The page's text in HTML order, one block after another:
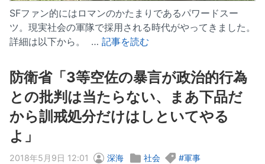
SFファン的にはロマンのかたまりであるパワードスー
ツ。現実社会の軍隊で採用される時代がやってきました。
詳細は以下から。 … 記事を読む
防衛省「3等空佐の暴言が政治的行為
との批判は当たらない、まあ下品だ
から訓戒処分だけはしといてやる
よ」
2018年5月9日 12:01 深海 社会 軍事